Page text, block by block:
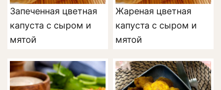
Запеченная цветная
капуста с сыром и
мятой
Жареная цветная
капуста с сыром и
мятой